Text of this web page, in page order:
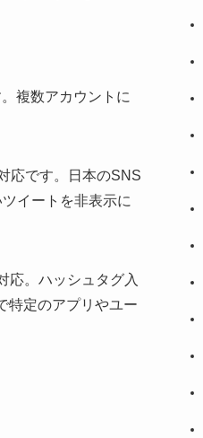
複数アカウントに
応です。日本のSNS
イートを非表示に
。ハッシュタグ入
特定のアプリやユー